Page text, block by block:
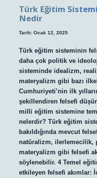
Türk Eğitim
Nedir
Tarih: Ocak 12, 2025
Türk eğitim sisteminin
daha çok politik ve
sisteminde idealizm,
materyalizm gibi bazı
Cumhuriyeti’nin ilk
şekillendiren felsefi
milli eğitim sistemine
nelerdir? Türk eğitim
bakıldığında mevcut
natüralizm, ilerlemecilik,
materyalizm gibi felsefi
söylenebilir. 4 Temel
etkileyen felsefi akımlar: